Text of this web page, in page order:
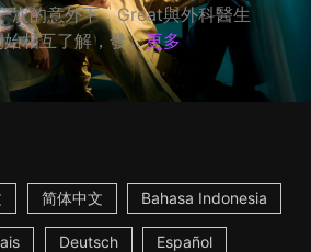
次的意外下，Great與外科醫生
相互了解，發... 更多
简体中文 Bahasa Indonesia
Deutsch Español